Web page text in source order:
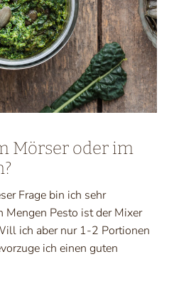
Mörser oder im
Frage bin ich sehr
Mengen Pesto ist der Mixer
ich aber nur 1-2 Portionen
ich einen guten